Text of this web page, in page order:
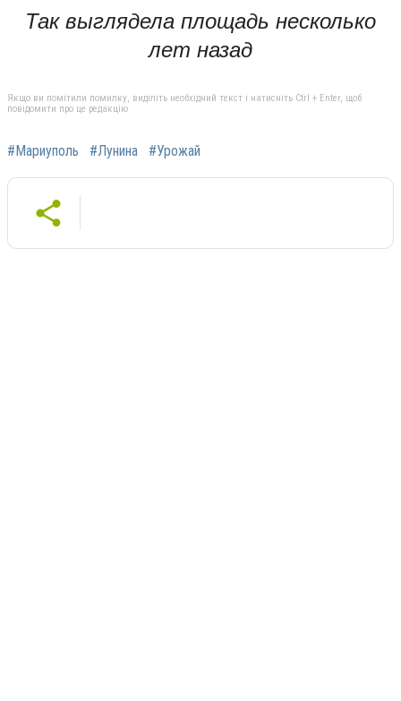
Так выглядела площадь несколько
лет назад
Якщо ви помітили помилку, виділіть необхідний текст і натисніть Ctrl + Enter, щоб
повідомити про це редакцію
#Мариуполь #Лунина #Урожай